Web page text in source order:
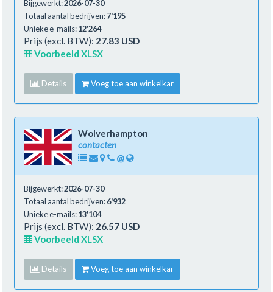
Bijgewerkt:2026-07-30
Totaal aantal bedrijven:7'195
Unieke e-mails:12'264
Prijs (excl. BTW): 27.83 USD
Voorbeeld XLSX
Details Voeg toe aan winkelkar
Wolverhampton
contacten
@
Bijgewerkt:2026-07-30
Totaal aantal bedrijven:6'932
Unieke e-mails:13'104
Prijs (excl. BTW): 26.57 USD
Voorbeeld XLSX
Details Voeg toe aan winkelkar